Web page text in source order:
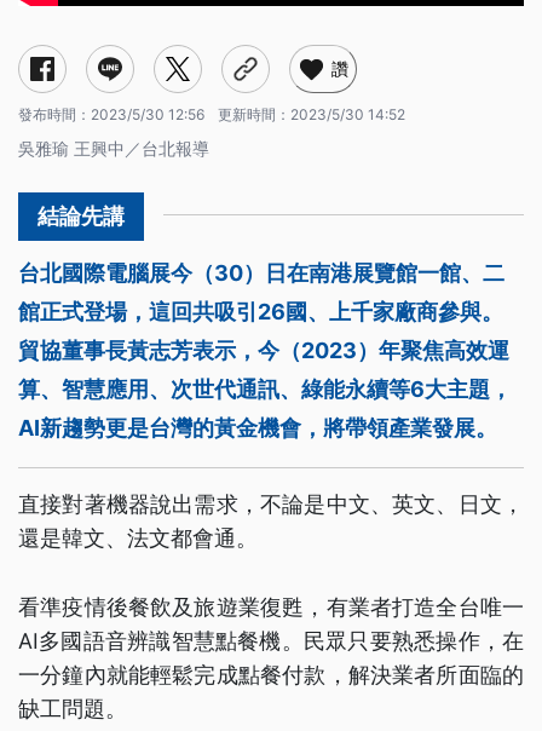
讚
發布時間： 2023/5/30 12:56 更新時間： 2023/5/30 14:52
吳雅瑜 王興中／台北報導
台北國際電腦展今（30）日在南港展覽館一館、二
館正式登場，這回共吸引26國、上千家廠商參與。
貿協董事長黃志芳表示，今（2023）年聚焦高效運
算、智慧應用、次世代通訊、綠能永續等6大主題，
AI新趨勢更是台灣的黃金機會，將帶領產業發展。
直接對著機器說出需求，不論是中文、英文、日文，
還是韓文、法文都會通。
看準疫情後餐飲及旅遊業復甦，有業者打造全台唯一
AI多國語音辨識智慧點餐機。民眾只要熟悉操作，在
一分鐘內就能輕鬆完成點餐付款，解決業者所面臨的
缺工問題。